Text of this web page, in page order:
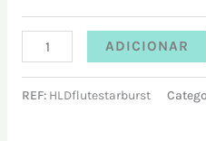
ADICIONAR
REF: HLDflutestarburst